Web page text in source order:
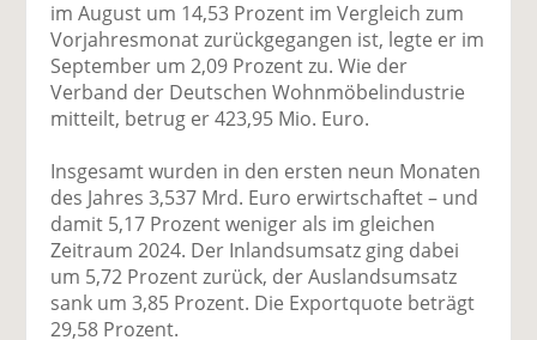
ac
e
b
o
o
te
il
e
n
er
n
n
k
di
te
il
e
n
m
ai
v
se
n
d
n
e
n
im August um 14,53 Prozent im Vergleich zum
Vorjahresmonat zurückgegangen ist, legte er im
September um 2,09 Prozent zu. Wie der
Verband der Deutschen Wohnmöbelindustrie
mitteilt, betrug er 423,95 Mio. Euro.
Insgesamt wurden in den ersten neun Monaten
des Jahres 3,537 Mrd. Euro erwirtschaftet – und
damit 5,17 Prozent weniger als im gleichen
Zeitraum 2024. Der Inlandsumsatz ging dabei
um 5,72 Prozent zurück, der Auslandsumsatz
sank um 3,85 Prozent. Die Exportquote beträgt
29,58 Prozent.